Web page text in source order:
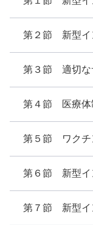
第２節 新型イ
第３節 適切な
第４節 医療体
第５節 ワクチ
第６節 新型イ
第７節 新型イ